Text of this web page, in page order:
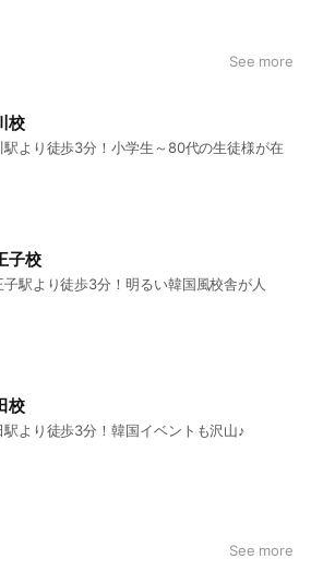
See more
校
駅より徒歩3分！小学生～80代の生徒様が在
子校
子駅より徒歩3分！明るい韓国風校舎が人
校
駅より徒歩3分！韓国イベントも沢山♪
See more